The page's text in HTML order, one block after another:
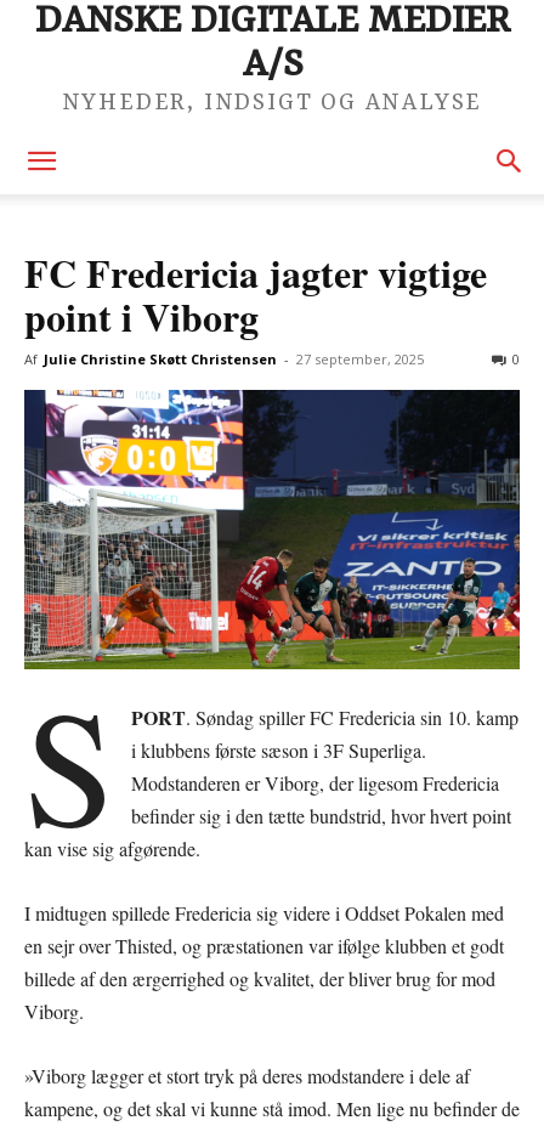
DANSKE DIGITALE MEDIER
A/S
NYHEDER, INDSIGT OG ANALYSE
FC Fredericia jagter vigtige
point i Viborg
Af Julie Christine Skøtt Christensen - 27 september, 2025 0
S PORT. Søndag spiller FC Fredericia sin 10. kamp
i klubbens første sæson i 3F Superliga.
Modstanderen er Viborg, der ligesom Fredericia
befinder sig i den tætte bundstrid, hvor hvert point
kan vise sig afgørende.
I midtugen spillede Fredericia sig videre i Oddset Pokalen med
en sejr over Thisted, og præstationen var ifølge klubben et godt
billede af den ærgerrighed og kvalitet, der bliver brug for mod
Viborg.
»Viborg lægger et stort tryk på deres modstandere i dele af
kampene, og det skal vi kunne stå imod. Men lige nu befinder de